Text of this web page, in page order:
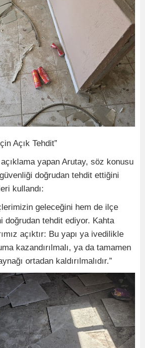
Açık Tehdit”
yapan Arutay, söz konusu
doğrudan tehdit ettiğini
kullandı:
geleceğini hem de ilçe
doğrudan tehdit ediyor. Kahta
açıktır: Bu yapı ya ivedilikle
kazandırılmalı, ya da tamamen
ortadan kaldırılmalıdır.”